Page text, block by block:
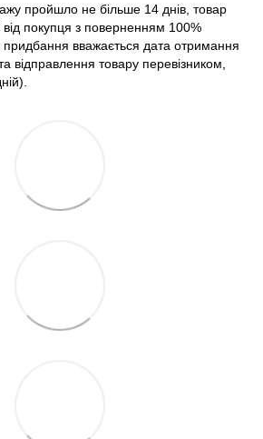
пройшло не більше 14 днів, товар
покупця з поверненням 100%
придбання вважається дата отримання
відправлення товару перевізником,